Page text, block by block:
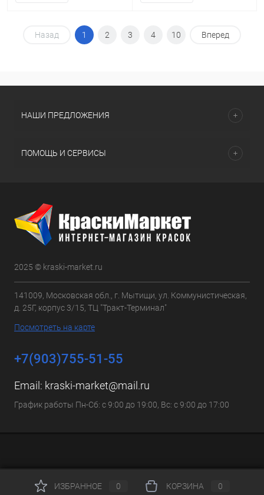
Назад 1 2 3 4 10 Вперед
НАШИ ПРЕДЛОЖЕНИЯ
ПОМОЩЬ И СЕРВИСЫ
2025 © kraski-market.ru
141009, Московская обл., г. Мытищи, ул. Коммунистическая,
д. 25Г, корпус 3/15, ТЦ "Тракт-Терминал"
Посмотреть на карте
+7(903)755-51-55
Email: kraski-market@mail.ru
График работы Пн-Сб: с 9:00 до 19:00, Вс: с 9:00 до 17:00
ИЗБРАННОЕ 0 КОРЗИНА 0